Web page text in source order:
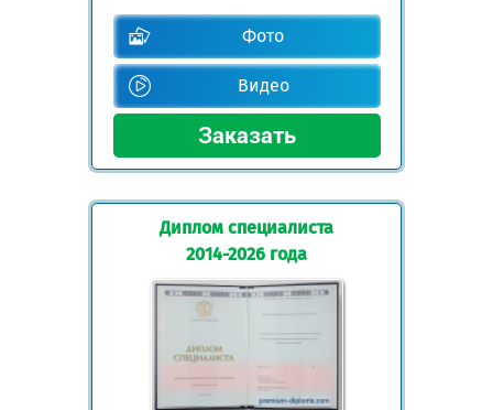
Фото
Видео
Диплом специалиста
2014-2026 года